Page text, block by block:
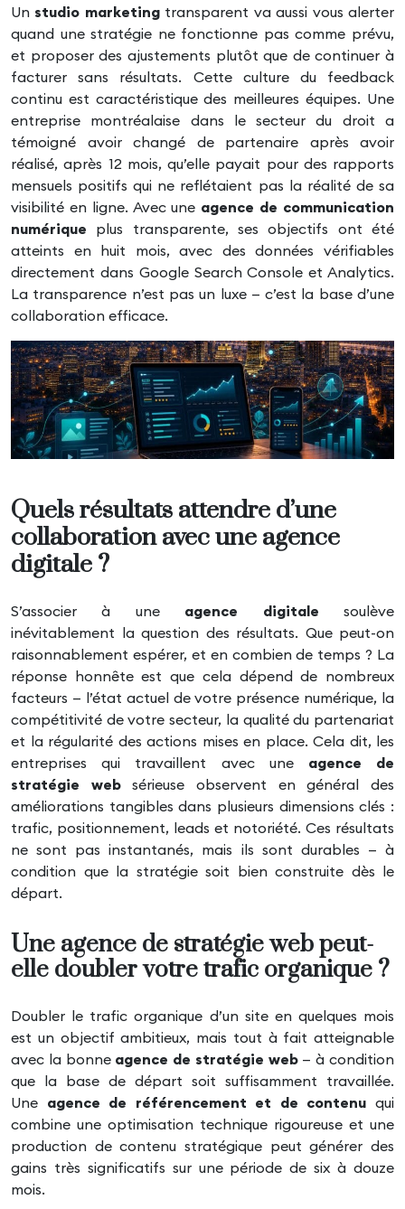
Un studio marketingtransparent va aussi vous alerter
quand une stratégie ne fonctionne pas comme prévu,
et proposer des ajustements plutôt que de continuer à
facturer sans résultats. Cette culture du feedback
continu est caractéristique des meilleures équipes. Une
entreprise montréalaise dans le secteur du droit a
témoigné avoir changé de partenaire après avoir
réalisé, après 12 mois, qu’elle payait pour des rapports
mensuels positifs qui ne reflétaient pas la réalité de sa
visibilité en ligne. Avec une agence de communication
numérique plus transparente, ses objectifs ont été
atteints en huit mois, avec des données vérifiables
directement dans Google Search Console et Analytics.
La transparence n’est pas un luxe — c’est la base d’une
collaboration efficace.
Quels résultats attendre d’une
collaboration avec une agence
digitale ?
S’associer à une agence digitale soulève
inévitablement la question des résultats. Que peut-on
raisonnablement espérer, et en combien de temps ? La
réponse honnête est que cela dépend de nombreux
facteurs — l’état actuel de votre présence numérique, la
compétitivité de votre secteur, la qualité du partenariat
et la régularité des actions mises en place. Cela dit, les
entreprises qui travaillent avec une agence de
stratégie websérieuse observent en général des
améliorations tangibles dans plusieurs dimensions clés :
trafic, positionnement, leads et notoriété. Ces résultats
ne sont pas instantanés, mais ils sont durables — à
condition que la stratégie soit bien construite dès le
départ.
Une agence de stratégie web peut-
elle doubler votre trafic organique ?
Doubler le trafic organique d’un site en quelques mois
est un objectif ambitieux, mais tout à fait atteignable
avec la bonne agence de stratégie web— à condition
que la base de départ soit suffisamment travaillée.
Une agence de référencement et de contenu qui
combine une optimisation technique rigoureuse et une
production de contenu stratégique peut générer des
gains très significatifs sur une période de six à douze
mois.